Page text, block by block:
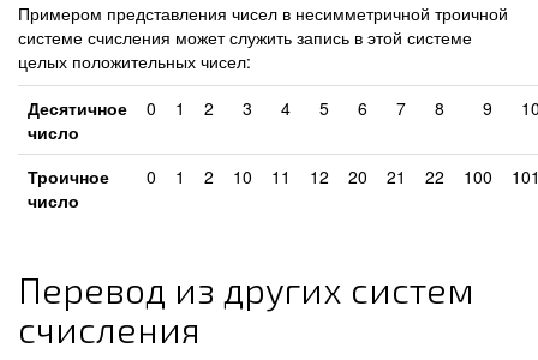
Примером представления чисел в несимметричной троичной
системе счисления может служить запись в этой системе
целых положительных чисел:
Десятичное
число
0 1 2 3 4 5 6 7 8 9
Троичное
число
0 1 2 10 11 12 20 21 22 100
Перевод из других систем
счисления